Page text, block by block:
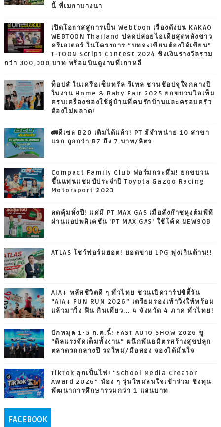
นี้ ที่เมกาบางนา
เปิดโอกาสสู่การเป็น Webtoon เรื่องดังบน KAKAO
WEBTOON Thailand ปลดปล่อยไอเดียสุดพลังชาว
ครีเอเตอร์ ในโครงการ “บทจะเขียนต้องได้เขียน”
T-TOON Script Contest 2024 ชิงเงินรางวัลรวม
กว่า 300,000 บาท พร้อมบินดูงานที่เกาหลี
ท็อปส์ ในเครือเซ็นทรัล รีเทล ชวนช้อปจุใจกลางปี
ในงาน Home & Baby Fair 2025 ยกขบวนไอเท็ม
ครบเครื่องของใช้คู่บ้านที่คนรักบ้านและครอบครัว
ต้องไม่พลาด!
🚛ดีเซล B20 เติมได้แล้ว! PT มีจำหน่าย 10 สาขา
แรก ถูกกว่า B7 ถึง 7 บาท/ลิตร
Compact Family Club ฟอร์มกระหึ่ม! ยกขบวน
ขึ้นแท่นแชมป์ประจำปี Toyota Gazoo Racing
Motorsport 2023
ลดคุ้มทั้งปี! แค่มี PT MAX GAS เมื่อสั่งก๊าซหุงต้มพีที
ผ่านแอปพลิเคชัน 'PT MAX GAS' ใช้โค้ด NEW90B
ATLAS โชว์ฟอร์มฮอต! ยอดขาย LPG พุ่งเกินต้าน!!
AIA+ พลัสชีวิตดี ๆ ทั่วไทย ชวนเปิดวาร์ปซิตี้รัน
“AIA+ FUN RUN 2026” เตรียมรองเท้าวิ่งให้พร้อม
แล้วมาวิ่ง ฟิน กินเที่ยว... 4 จังหวัด 4 ภาค ทั่วไทย!
ปักหมุด 1-5 ก.ค.นี้! FAST AUTO SHOW 2026 ชู
“ดีลแรงจัดเต็มทั้งงาน” ผนึกพันธมิตรสร้างสุขปลุก
ตลาดรถกลางปี รถใหม่/มือสอง จองได้มั่นใจ
TikTok ลุกเป็นไฟ! “School Media Creator
Award 2026” น้อง ๆ รุ่นใหม่สนใจเข้าร่วม ชิงทุน
พัฒนาการศึกษารวมกว่า 1 แสนบาท
FACEBOOK